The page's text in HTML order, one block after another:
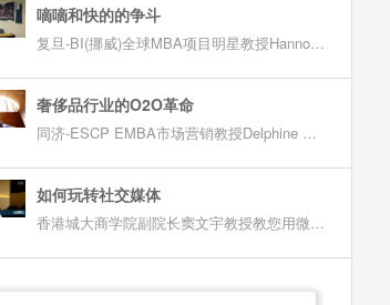
嘀嘀和快的的争斗
复旦-BI(挪威)全球MBA项目明星教授Hanno Roberts谈“嘀嘀”"快的"打车软件之争
奢侈品行业的O2O革命
同济-ESCP EMBA市场营销教授Delphine Manceau谈在线奢侈品行业新变化
如何玩转社交媒体
香港城大商学院副院长窦文宇教授教您用微博玩转社交媒体营销